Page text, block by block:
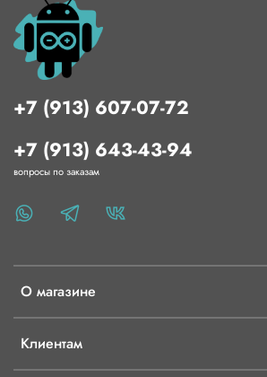
О магазине
Клиентам
+7 (913) 607-07-72
+7 (913) 643-43-94
вопросы по заказам